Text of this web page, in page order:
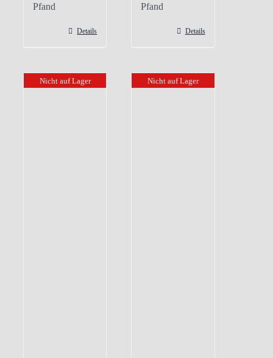
Pfand
Details
Pfand
Details
Nicht auf Lager Nicht auf Lager